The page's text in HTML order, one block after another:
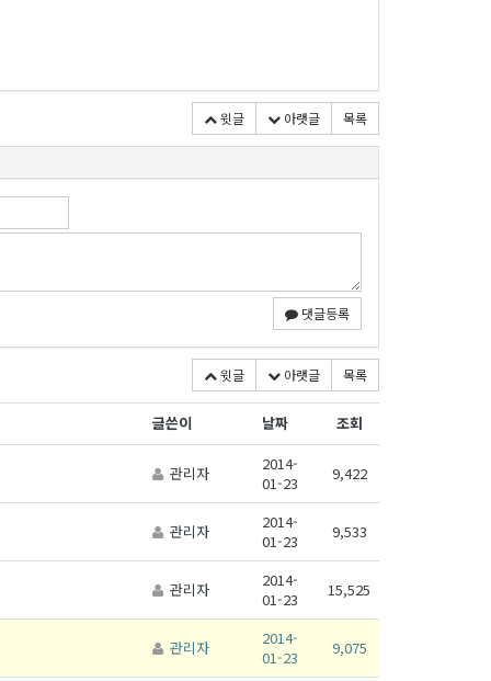
윗글 아랫글 목록
댓글등록
윗글 아랫글 목록
글쓴이 날짜 조회
관리자
2014-
01-23
9,422
관리자
2014-
01-23
9,533
관리자
2014-
01-23
15,525
관리자
2014-
01-23
9,075